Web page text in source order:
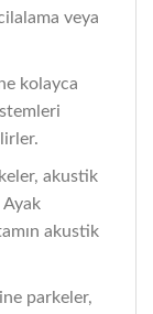
veya
kolayca
akustik
akustik
parkeler,